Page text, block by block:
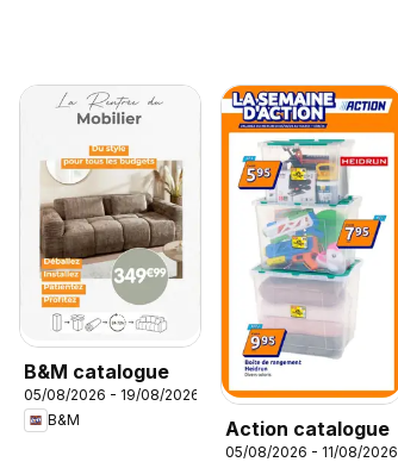
B&M catalogue
05/08/2026 - 19/08/2026
B&M
Action catalogue
05/08/2026 - 11/08/2026